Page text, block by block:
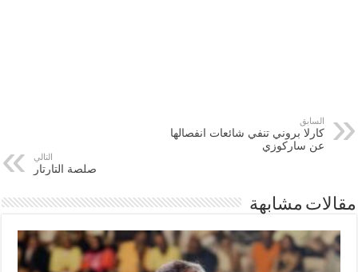
السابق
كارلا بروني تنفي شائعات انفصالها
عن ساركوزي
التالي
صلصة التارتار
مقالات مشابهة